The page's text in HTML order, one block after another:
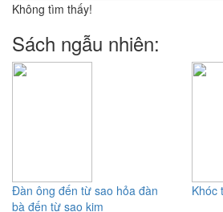
Không tìm thấy!
Sách ngẫu nhiên:
Đàn ông đến từ sao hỏa đàn
bà đến từ sao kim
Khóc